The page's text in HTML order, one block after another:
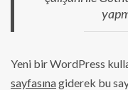
Yeni bir WordPress
sayfasınagiderek bu